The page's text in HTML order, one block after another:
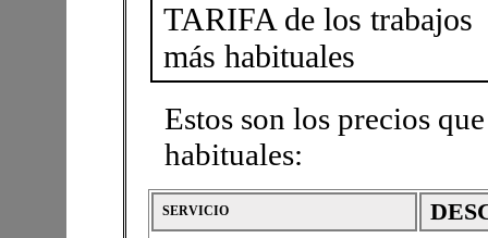
TARIFA de los trabajos
más habituales
Estos son los precios
habituales:
SERVICIO